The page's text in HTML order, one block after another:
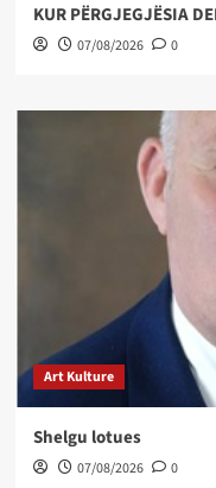
KUR PËRGJEGJËSIA
07/08/2026 0
Art Kulture
Shelgu lotues
07/08/2026 0